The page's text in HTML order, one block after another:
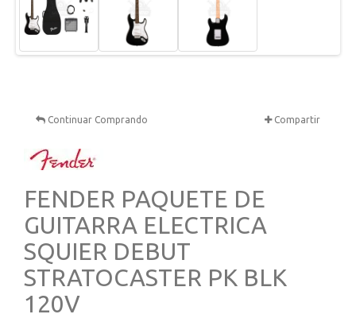
Continuar Comprando Compartir
FENDER PAQUETE DE
GUITARRA ELECTRICA
SQUIER DEBUT
STRATOCASTER PK BLK
120V